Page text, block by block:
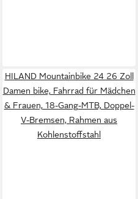
HILAND Mountainbike 24 26 Zoll
Damen bike, Fahrrad für Mädchen
& Frauen, 18-Gang-MTB, Doppel-
V-Bremsen, Rahmen aus
Kohlenstoffstahl